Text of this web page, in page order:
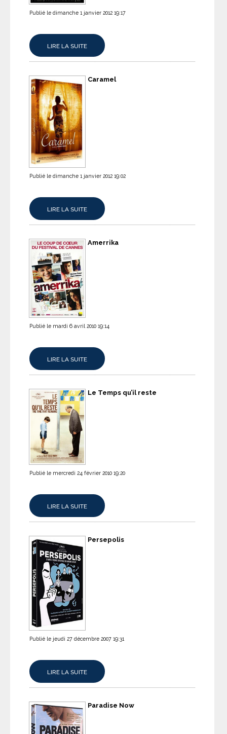
Publié le dimanche 1 janvier 2012 19:17
LIRE LA SUITE
Caramel
Publié le dimanche 1 janvier 2012 19:02
LIRE LA SUITE
Amerrika
Publié le mardi 6 avril 2010 19:14
LIRE LA SUITE
Le Temps qu’il reste
Publié le mercredi 24 février 2010 19:20
LIRE LA SUITE
Persepolis
Publié le jeudi 27 décembre 2007 19:31
LIRE LA SUITE
Paradise Now